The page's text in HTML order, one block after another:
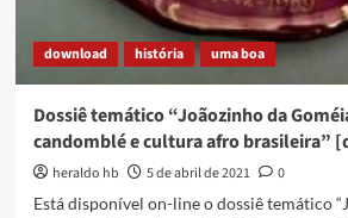
história
[download]
download história uma boa
Dossiê temático “Joãozinho da
candomblé e cultura afro brasileira”
heraldo hb 5 de abril de 2021
0
Está disponível on-line o dossiê temático